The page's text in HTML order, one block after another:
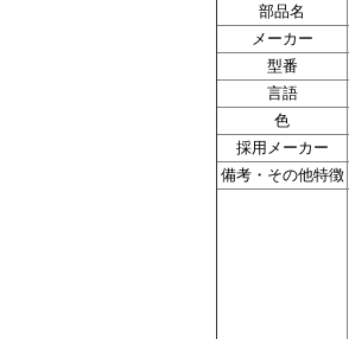
部品名
メーカー
型番
言語
色
採用メーカー
備考・その他特徴